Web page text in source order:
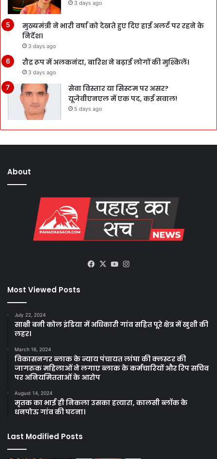
3 days ago
मुख्यमंत्री ने भारी वर्षा को देखते हुए दिए हाई अलर्ट पर रहने के
निर्देश।
3 days ago
रौद्र रूप में अलकनंदा, बारिश ने बढ़ाई लोगों की मुश्किलें।
3 days ago
सेवा विस्तार या सिस्टम पर असर?
यूजेवीएनएल में एक पद, कई सवाल!
5 days ago
About
Facebook
X YouTube
Most Viewed Posts
July 22, 2024
साक्षी बनी कोल इंडिया में अधिकारी गांव सहित पूरे क्षेत्र में खुशी की
लहर।
March 16, 2024
विकासनगर ब्लाक के न्याय पंचायत लांघा की क्लस्टर की
जागरुक महिलाओं ने लगाए ब्लाक के कर्मचारियों और रिप सचिव
पर अनियमितताओं के आरोप
August 14, 2024
मृतक का भाई ही निकला उसका हत्यारा, कालसी ब्लॉक के
धनपोऊ गांव की घटना।
Last Modified Posts